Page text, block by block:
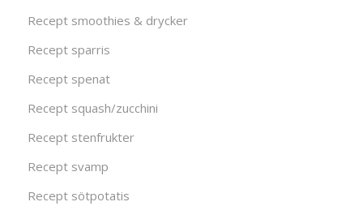
Recept smoothies & drycker
Recept sparris
Recept spenat
Recept squash/zucchini
Recept stenfrukter
Recept svamp
Recept sötpotatis